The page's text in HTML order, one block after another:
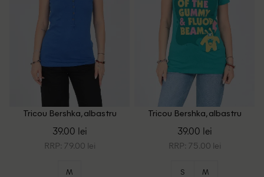
Tricou Bershka, albastru
39.00 lei
RRP: 79.00 lei
M
Tricou Bershka, albastru
39.00 lei
RRP: 75.00 lei
S M